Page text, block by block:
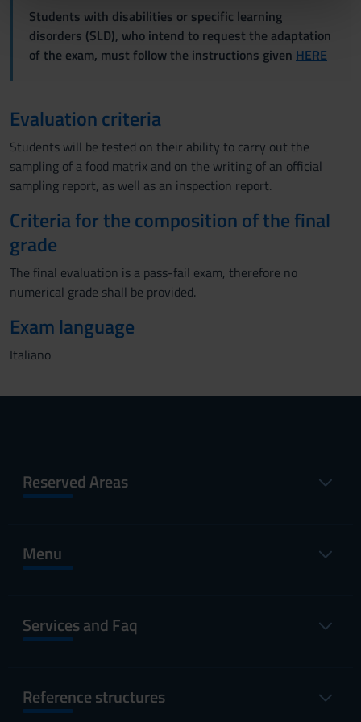
pubblicità e social media, i quali potrebbero combinarle
con altre informazioni che hai fornito loro o che hanno
raccolto dal tuo utilizzo dei loro servizi.
Students with disabilities or specific learning
disorders (SLD), who intend to request the adaptation
of the exam, must follow the instructions given HERE
Evaluation criteria
Students will be tested on their ability to carry out the
sampling of a food matrix and on the writing of an official
sampling report, as well as an inspection report.
Criteria for the composition of the final
grade
The final evaluation is a pass-fail exam, therefore no
numerical grade shall be provided.
Exam language
Italiano
Reserved Areas
Menu
Services and Faq
Reference structures